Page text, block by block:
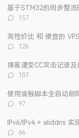
文
基于STM32的同步整
评
数：
157
高性价比 和 便宜的
评
数：
126
博客遭受CC攻击记录
评
数：
107
使用油猴脚本全自动刷
评
数：
97
IPv6/IPv4 + aliddns 实
评
66